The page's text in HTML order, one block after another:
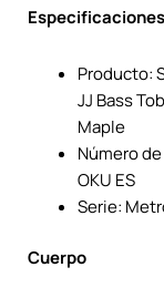
Especificaciones
Producto:
JJ Bass
Maple
Número
OKU ES
Serie:
Cuerpo